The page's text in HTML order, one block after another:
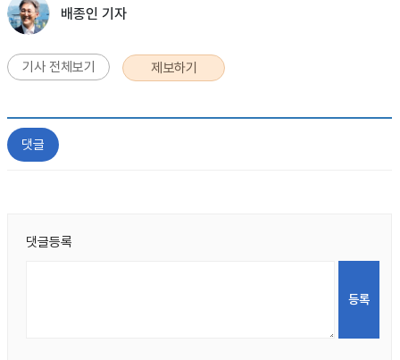
배종인 기자
기사 전체보기 제보하기
댓글
댓글등록